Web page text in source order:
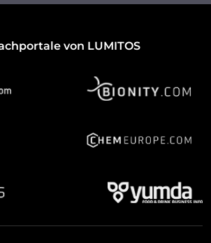
von LUMITOS